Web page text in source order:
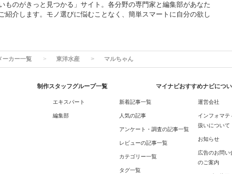
ものがきっと見つかる」サイト。各分野の専門家と編集部があなた
紹介します。モノ選びに悩むことなく、簡単スマートに自分の欲し
ーカー一覧 東洋水産 マルちゃん
制作スタッフグループ一覧
エキスパート
編集部
マイナビおすすめナビにつ
新着記事一覧
人気の記事
アンケート・調査の記事一覧
レビューの記事一覧
カテゴリー一覧
タグ一覧
運営会社
インフォマテ
扱いについて
お知らせ
広告のお問い
のご案内